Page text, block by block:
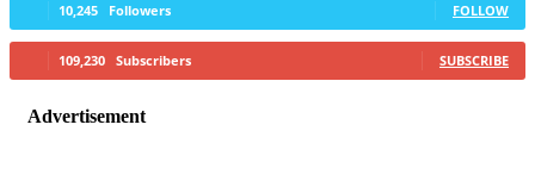
10,245 Followers FOLLOW
109,230 Subscribers SUBSCRIBE
Advertisement